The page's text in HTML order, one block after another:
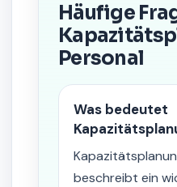
Häufige
Personal
Was bedeutet
beschreibt ein